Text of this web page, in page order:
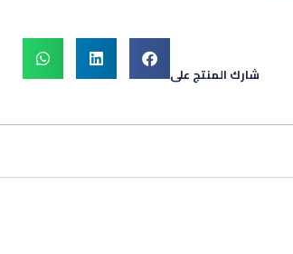
شارك المنتج على